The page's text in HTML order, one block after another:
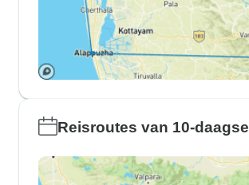
Reisroutes van 10-daagse